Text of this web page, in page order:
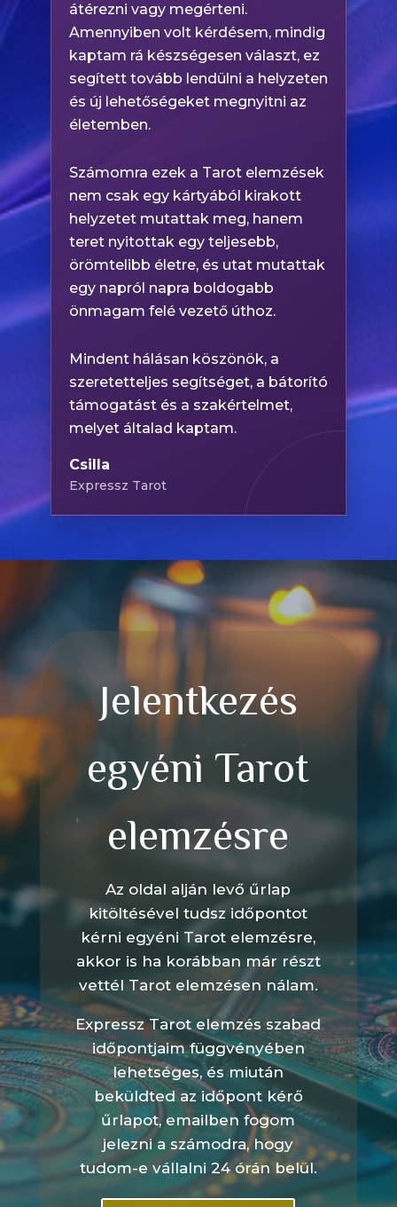
átérezni vagy megérteni.
Amennyiben volt kérdésem, mindig
kaptam rá készségesen választ, ez
segített tovább lendülni a helyzeten
és új lehetőségeket megnyitni az
életemben.
Számomra ezek a Tarot elemzések
nem csak egy kártyából kirakott
helyzetet mutattak meg, hanem
teret nyitottak egy teljesebb,
örömtelibb életre, és utat mutattak
egy napról napra boldogabb
önmagam felé vezető úthoz.
Mindent hálásan köszönök, a
szeretetteljes segítséget, a bátorító
támogatást és a szakértelmet,
melyet általad kaptam.
Csilla
Expressz Tarot
Jelentkezés
egyéni Tarot
elemzésre
Az oldal alján levő űrlap
kitöltésével tudsz időpontot
kérni egyéni Tarot elemzésre,
akkor is ha korábban már részt
vettél Tarot elemzésen nálam.
Expressz Tarot elemzés szabad
időpontjaim függvényében
lehetséges, és miután
beküldted az időpont kérő
űrlapot, emailben fogom
jelezni a számodra, hogy
tudom-e vállalni 24 órán belül.